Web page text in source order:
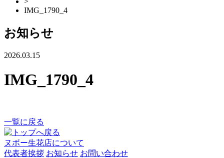
IMG_1790_4
お知らせ
2026.03.15
IMG_1790_4
一覧に戻る
ヌボー生花店について
代表者挨拶 お知らせ お問い合わせ